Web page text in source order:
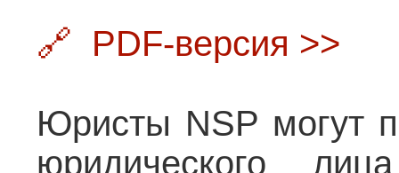
🔗 PDF-версия >>
Юристы NSP могут
юридического